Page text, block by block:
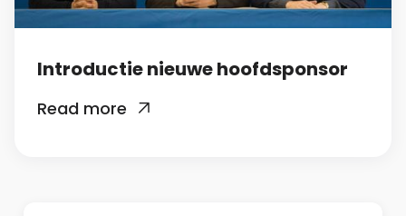
Introductie nieuwe hoofdsponsor
Read more 